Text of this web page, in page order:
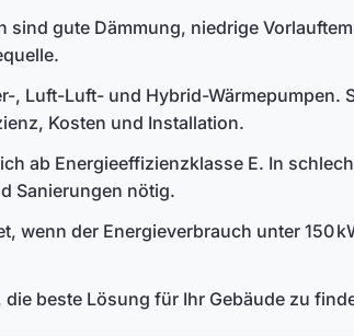
sind gute Dämmung, niedrige
, Luft-Luft- und Hybrid-Wärmepumpen.
Kosten und Installation.
ab Energieeffizienzklasse E. In
Sanierungen nötig.
wenn der Energieverbrauch unter 150
beste Lösung für Ihr Gebäude zu